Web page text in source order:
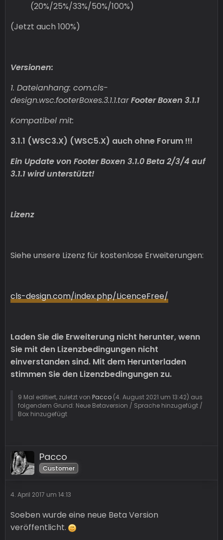
(20%/25%/33%/50%/100%)
(Jetzt auch 100%)
Versionen:
1. Dateianhang: com.cls-
design.wsc.footerBoxes.3.1.1.tarFooter Boxen 3.1.1
Kompatibel mit:
3.1.1 (WSC3.X) (WSC5.X) auch ohne Forum !!!
Ein Update von Footer Boxen 3.1.0 Beta 2/3/4 auf
3.1.1 wird unterstützt!
Lizenz
Siehe unsere Lizenz für kostenlose Erweiterungen:
cls-design.com/index.php/LicenceFree/
Laden Sie die Erweiterung nicht herunter, wenn
Sie mit den Lizenzbedingungen nicht
einverstanden sind. Mit dem Herunterladen
stimmen Sie den Lizenzbedingungen zu.
9 Mal editiert, zuletzt von Pacco (4. August 2021 um 13:42) aus
folgendem Grund: Neue Betaversion / Sprache hinzugefügt /
Box hinzugefügt
Pacco
Customer
4. April 2017 um 14:13
Soeben wurde eine neue Beta Version
veröffentlicht.